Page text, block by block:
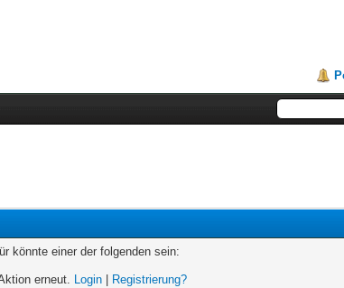
könnte einer der folgenden sein:
erneut. Login
Registrierung?